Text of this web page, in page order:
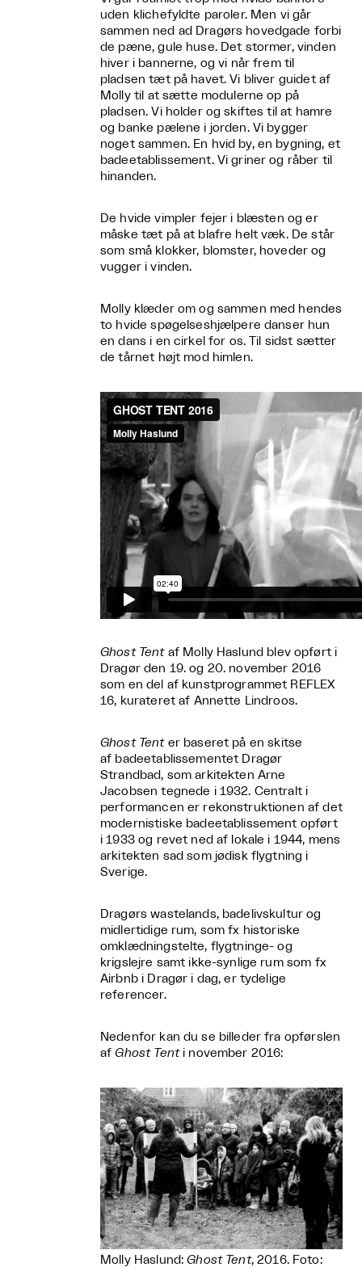
uden klichefyldte paroler. Men vi går
sammen ned ad Dragørs hovedgade forbi
de pæne, gule huse. Det stormer, vinden
hiver i bannerne, og vi når frem til
pladsen tæt på havet. Vi bliver guidet af
Molly til at sætte modulerne op på
pladsen. Vi holder og skiftes til at hamre
og banke pælene i jorden. Vi bygger
noget sammen. En hvid by, en bygning, et
badeetablissement. Vi griner og råber til
hinanden.
De hvide vimpler fejer i blæsten og er
måske tæt på at blafre helt væk. De står
som små klokker, blomster, hoveder og
vugger i vinden.
Molly klæder om og sammen med hendes
to hvide spøgelseshjælpere danser hun
en dans i en cirkel for os. Til sidst sætter
de tårnet højt mod himlen.
Ghost Tentaf Molly Haslund blev opført i
Dragør den 19. og 20. november 2016
som en del af kunstprogrammet REFLEX
16, kurateret af Annette Lindroos.
Ghost Tenter baseret på en skitse
af badeetablissementet Dragør
Strandbad, som arkitekten Arne
Jacobsen tegnede i 1932. Centralt i
performancen er rekonstruktionen af det
modernistiske badeetablissement opført
i 1933 og revet ned af lokale i 1944, mens
arkitekten sad som jødisk flygtning i
Sverige.
Dragørs wastelands, badelivskultur og
midlertidige rum, som fx historiske
omklædningstelte, flygtninge- og
krigslejre samt ikke-synlige rum som fx
Airbnb i Dragør i dag, er tydelige
referencer.
Nedenfor kan du se billeder fra opførslen
afGhost Tenti november 2016:
Molly Haslund:Ghost Tent, 2016. Foto: